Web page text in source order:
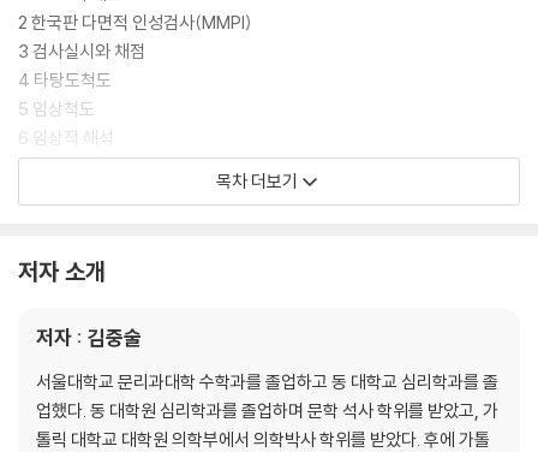
2 한국판 다면적 인성검사(MMPI)
3 검사실시와 채점
4 타탕도척도
5 임상척도
6 임상적 해석
7 MMPI 반응의 해석방법
참고문헌
부록 2
부록 3
부록 4
부록 5
목차 더보기
저자 소개
저자 : 김중술
서울대학교 문리과대학 수학과를 졸업하고 동 대학교 심리학과를 졸
업했다. 동 대학원 심리학과를 졸업하며 문학 석사 학위를 받았고, 가
톨릭 대학교 대학원 의학부에서 의학박사 학위를 받았다. 후에 가톨